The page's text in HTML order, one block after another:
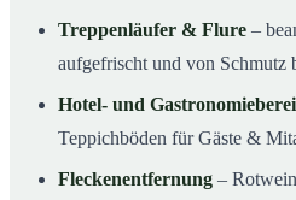
Treppenläufer & Flure –
aufgefrischt und von Schmutz
Hotel- und
Teppichböden für Gäste &
Fleckenentfernung –